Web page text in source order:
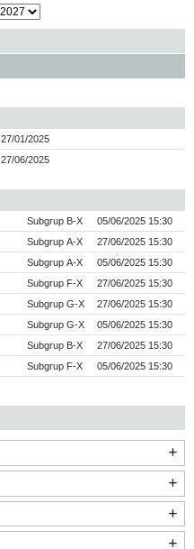
27/01/2025
27/06/2025
Subgrup B-X
05/06/2025 15:30
Subgrup A-X
27/06/2025 15:30
Subgrup A-X
05/06/2025 15:30
Subgrup F-X
27/06/2025 15:30
Subgrup G-X
27/06/2025 15:30
Subgrup G-X
05/06/2025 15:30
Subgrup B-X
27/06/2025 15:30
Subgrup F-X 05/06/2025 15:30